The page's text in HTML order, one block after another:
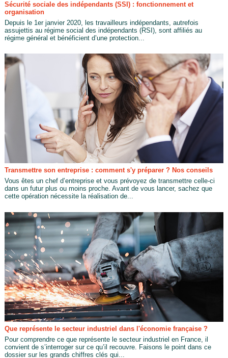
Sécurité sociale des indépendants (SSI) : fonctionnement et
organisation
Depuis le 1er janvier 2020, les travailleurs indépendants, autrefois
assujettis au régime social des indépendants (RSI), sont affiliés au
régime général et bénéficient d’une protection...
Transmettre son entreprise : comment s'y préparer ? Nos conseils
Vous êtes un chef d’entreprise et vous prévoyez de transmettre celle-ci
dans un futur plus ou moins proche. Avant de vous lancer, sachez que
cette opération nécessite la réalisation de...
Que représente le secteur industriel dans l'économie française ?
Pour comprendre ce que représente le secteur industriel en France, il
convient de s’interroger sur ce qu’il recouvre. Faisons le point dans ce
dossier sur les grands chiffres clés qui...